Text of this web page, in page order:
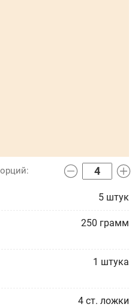
5 штук
250 грамм
1 штука
4 ст. ложки